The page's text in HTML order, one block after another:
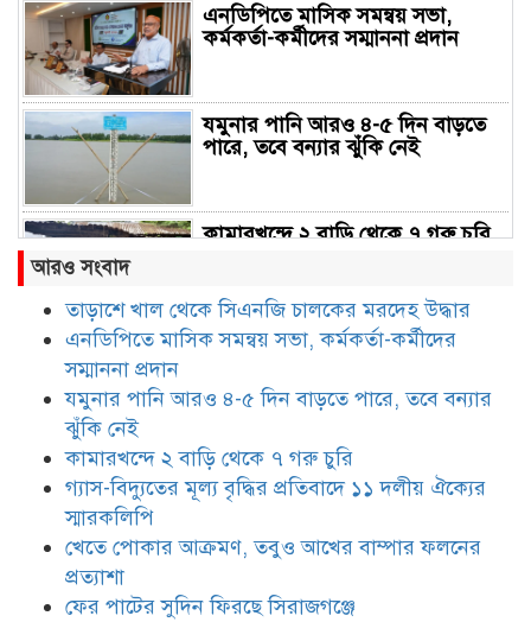
এনডিপিতে মাসিক সমন্বয় সভা,
কর্মকর্তা-কর্মীদের সম্মাননা প্রদান
যমুনার পানি আরও ৪-৫ দিন বাড়তে
পারে, তবে বন্যার ঝুঁকি নেই
কামারখন্দে ২ বাড়ি থেকে ৭ গরু চুরি
গ্যাস-বিদ্যুতের মূল্য বৃদ্ধির প্রতিবাদে
খেতে পোকার আক্রমণ, তবুও আখের
বাম্পার ফলনের প্রত্যাশা
ফের পাটের সুদিন ফিরছে সিরাজগঞ্জে
আরও সংবাদ
তাড়াশে খাল থেকে সিএনজি চালকের মরদেহ উদ্ধার
এনডিপিতে মাসিক সমন্বয় সভা, কর্মকর্তা-কর্মীদের
সম্মাননা প্রদান
যমুনার পানি আরও ৪-৫ দিন বাড়তে পারে, তবে বন্যার
ঝুঁকি নেই
কামারখন্দে ২ বাড়ি থেকে ৭ গরু চুরি
গ্যাস-বিদ্যুতের মূল্য বৃদ্ধির প্রতিবাদে ১১ দলীয় ঐক্যের
স্মারকলিপি
খেতে পোকার আক্রমণ, তবুও আখের বাম্পার ফলনের
প্রত্যাশা
ফের পাটের সুদিন ফিরছে সিরাজগঞ্জে